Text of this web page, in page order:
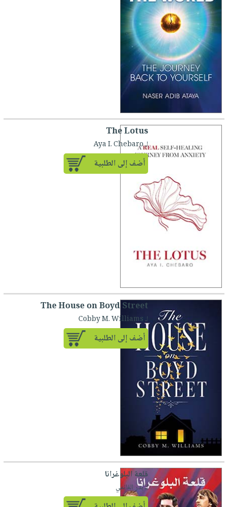
The Lotus
لـ Aya I. Chebaro
أضف إلى الطلبية
The House on Boyd Street
لـ Cobby M. Williams
أضف إلى الطلبية
قلعة البلوغرانا
لـ بدر الغانمي